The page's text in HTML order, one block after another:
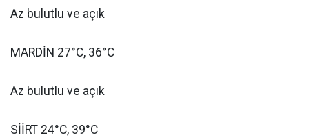
Az bulutlu ve açık
MARDİN 27°C, 36°C
Az bulutlu ve açık
SİİRT 24°C, 39°C